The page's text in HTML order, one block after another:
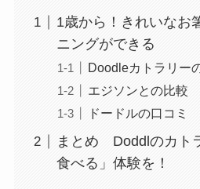
1歳から！きれいなお
ニングができる
Doodleカトラリー
エジソンとの比較
ドードルの口コミ
まとめ Doddlのカト
食べる」体験を！